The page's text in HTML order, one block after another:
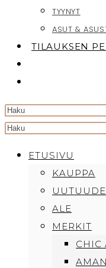
TYYNYT
ASUT &
TILAUKSEN
Search
websiteETUSIVU
KAUPPA
ALE
MERKIT
CHIC